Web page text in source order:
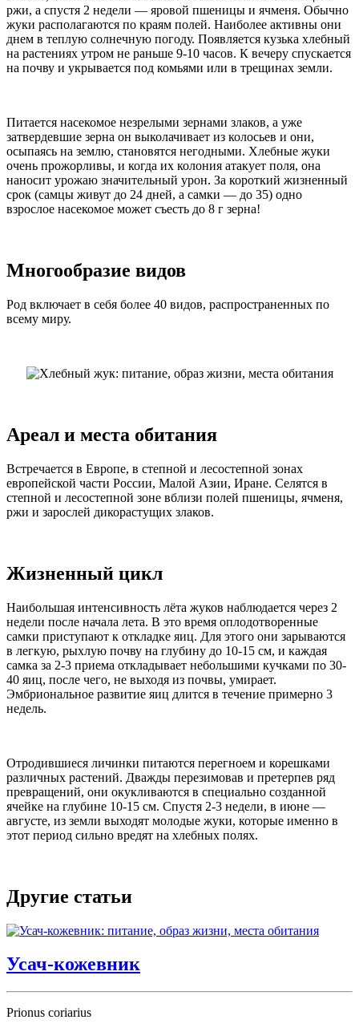
ржи, а спустя 2 недели — яровой пшеницы и ячменя. Обычно
жуки располагаются по краям полей. Наиболее активны они
днем в теплую солнечную погоду. Появляется кузька хлебный
на растениях утром не раньше 9-10 часов. К вечеру спускается
на почву и укрывается под комьями или в трещинах земли.
Питается насекомое незрелыми зернами злаков, а уже
затвердевшие зерна он выколачивает из колосьев и они,
осыпаясь на землю, становятся негодными. Хлебные жуки
очень прожорливы, и когда их колония атакует поля, она
наносит урожаю значительный урон. За короткий жизненный
срок (самцы живут до 24 дней, а самки — до 35) одно
взрослое насекомое может съесть до 8 г зерна!
Многообразие видов
Род включает в себя более 40 видов, распространенных по
всему миру.
Ареал и места обитания
Встречается в Европе, в степной и лесостепной зонах
европейской части России, Малой Азии, Иране. Селятся в
степной и лесостепной зоне вблизи полей пшеницы, ячменя,
ржи и зарослей дикорастущих злаков.
Жизненный цикл
Наибольшая интенсивность лёта жуков наблюдается через 2
недели после начала лета. В это время оплодотворенные
самки приступают к откладке яиц. Для этого они зарываются
в легкую, рыхлую почву на глубину до 10-15 см, и каждая
самка за 2-3 приема откладывает небольшими кучками по 30-
40 яиц, после чего, не выходя из почвы, умирает.
Эмбриональное развитие яиц длится в течение примерно 3
недель.
Отродившиеся личинки питаются перегноем и корешками
различных растений. Дважды перезимовав и претерпев ряд
превращений, они окукливаются в специально созданной
ячейке на глубине 10-15 см. Спустя 2-3 недели, в июне —
августе, из земли выходят молодые жуки, которые именно в
этот период сильно вредят на хлебных полях.
Другие статьи
Усач-кожевник
Prionus coriarius